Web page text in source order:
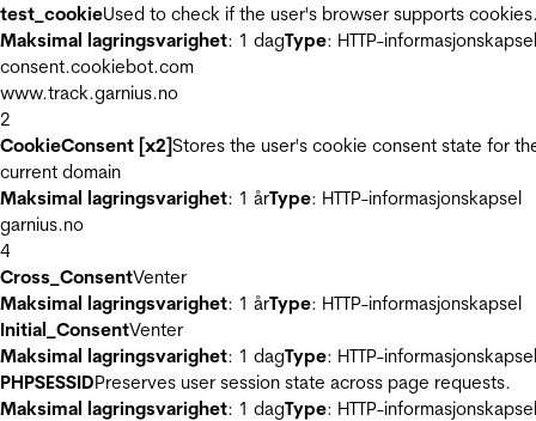
test_cookieUsed to check if the user's browser supports
Maksimal lagringsvarighet: 1 dagType: HTTP-informasjonskapsel
consent.cookiebot.com
www.track.garnius.no
2
CookieConsent [x2]Stores the user's cookie consent state for
current domain
Maksimal lagringsvarighet: 1 årType: HTTP-informasjonskapsel
garnius.no
4
Cross_ConsentVenter
Maksimal lagringsvarighet: 1 årType: HTTP-informasjonskapsel
Initial_ConsentVenter
Maksimal lagringsvarighet: 1 dagType: HTTP-informasjonskapsel
PHPSESSIDPreserves user session state across page requests.
Maksimal lagringsvarighet: 1 dagType: HTTP-informasjonskapsel